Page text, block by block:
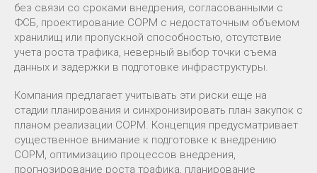
без связи со сроками внедрения, согласованными с
ФСБ, проектирование СОРМ с недостаточным объемом
хранилищ или пропускной способностью, отсутствие
учета роста трафика, неверный выбор точки съема
данных и задержки в подготовке инфраструктуры.
Компания предлагает учитывать эти риски еще на
стадии планирования и синхронизировать план закупок с
планом реализации СОРМ. Концепция предусматривает
существенное внимание к подготовке к внедрению
СОРМ, оптимизацию процессов внедрения,
прогнозирование роста трафика, планирование